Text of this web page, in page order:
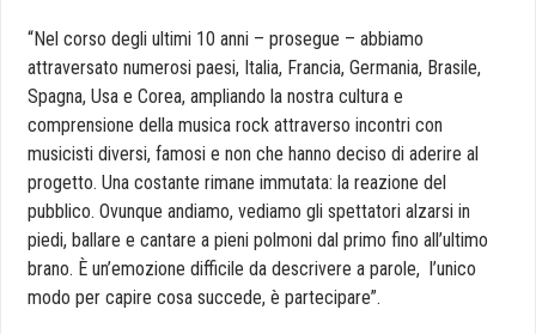
“Nel corso degli ultimi 10 anni – prosegue – abbiamo
attraversato numerosi paesi, Italia, Francia, Germania, Brasile,
Spagna, Usa e Corea, ampliando la nostra cultura e
comprensione della musica rock attraverso incontri con
musicisti diversi, famosi e non che hanno deciso di aderire al
progetto. Una costante rimane immutata: la reazione del
pubblico. Ovunque andiamo, vediamo gli spettatori alzarsi in
piedi, ballare e cantare a pieni polmoni dal primo fino all’ultimo
brano. È un’emozione difficile da descrivere a parole, l’unico
modo per capire cosa succede, è partecipare”.